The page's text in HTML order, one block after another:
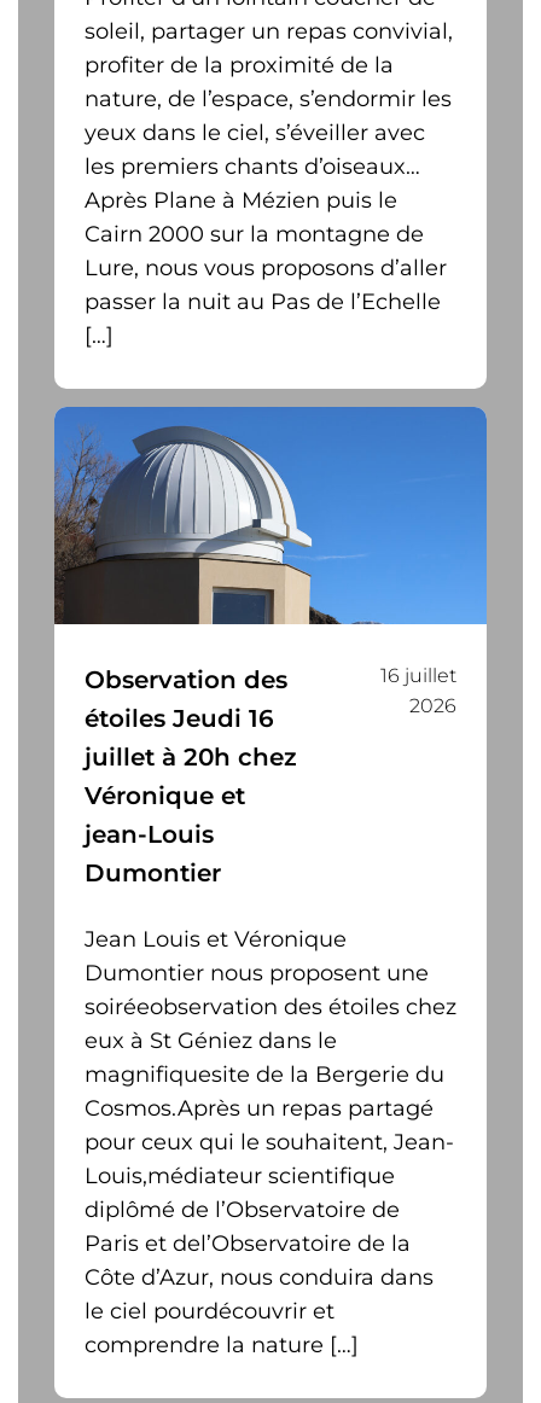
soleil, partager un repas convivial,
profiter de la proximité de la
nature, de l’espace, s’endormir les
yeux dans le ciel, s’éveiller avec
les premiers chants d’oiseaux…
Après Plane à Mézien puis le
Cairn 2000 sur la montagne de
Lure, nous vous proposons d’aller
passer la nuit au Pas de l’Echelle
[…]
Observation des
étoiles Jeudi 16
juillet à 20h chez
Véronique et
jean-Louis
Dumontier
16 juillet
2026
Jean Louis et Véronique
Dumontier nous proposent une
soiréeobservation des étoiles chez
eux à St Géniez dans le
magnifiquesite de la Bergerie du
Cosmos.Après un repas partagé
pour ceux qui le souhaitent, Jean-
Louis,médiateur scientifique
diplômé de l’Observatoire de
Paris et del’Observatoire de la
Côte d’Azur, nous conduira dans
le ciel pourdécouvrir et
comprendre la nature […]